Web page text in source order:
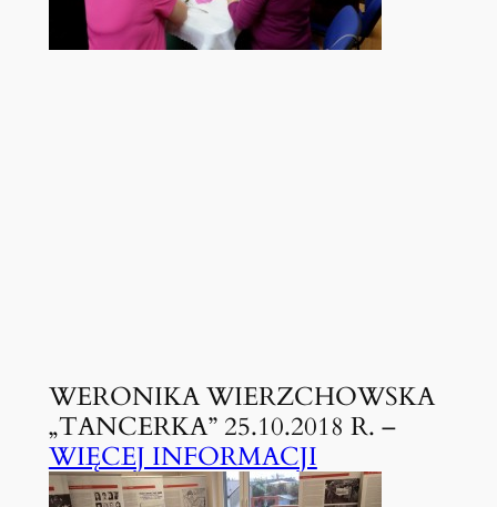
WERONIKA WIERZCHOWSKA
„TANCERKA” 25.10.2018 R. –
WIĘCEJ INFORMACJI